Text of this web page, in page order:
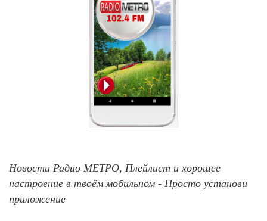
Новости Радио МЕТРО, Плейлист и хорошее
настроение в твоём мобильном - Просто установи
приложение